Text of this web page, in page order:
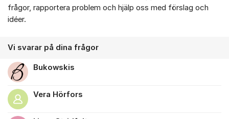
frågor, rapportera problem och hjälp oss med förslag och
idéer.
Vi svarar på dina frågor
Bukowskis
Vera Hörfors